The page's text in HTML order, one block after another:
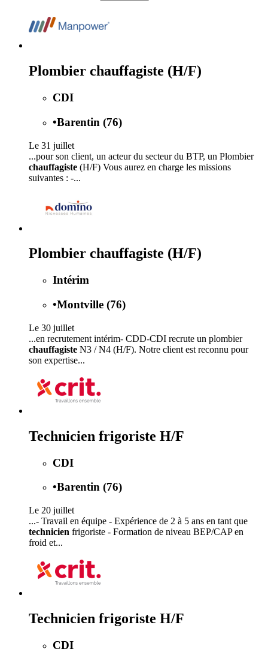
Plombier chauffagiste (H/F)
CDI
•Barentin (76)
Le 31 juillet
...pour son client, un acteur du secteur du BTP, un Plombier
chauffagiste (H/F) Vous aurez en charge les missions
suivantes : -...
Plombier chauffagiste (H/F)
Intérim
•Montville (76)
Le 30 juillet
...en recrutement intérim- CDD-CDI recrute un plombier
chauffagiste N3 / N4 (H/F). Notre client est reconnu pour
son expertise...
Technicien frigoriste H/F
CDI
•Barentin (76)
Le 20 juillet
...- Travail en équipe - Expérience de 2 à 5 ans en tant que
technicien frigoriste - Formation de niveau BEP/CAP en
froid et...
Technicien frigoriste H/F
CDI